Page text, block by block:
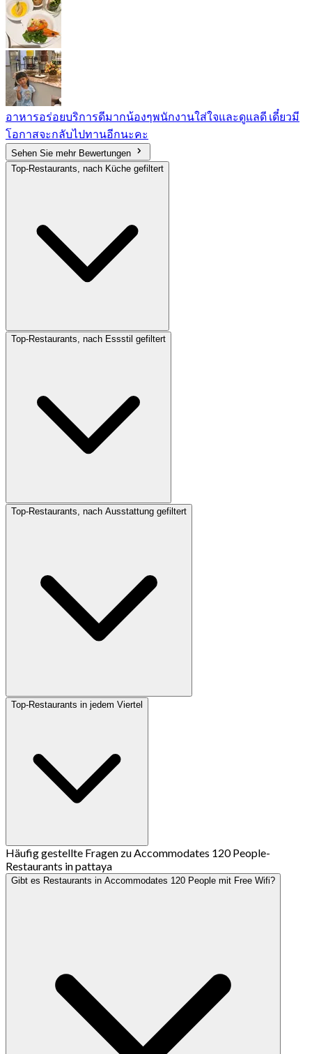
อาหารอร่อยบริการดีมากน้องๆพนักงานใส่ใจและดูแลดี เดี๋ยวมี
โอกาสจะกลับไปทานอีกนะคะ
Sehen Sie mehr Bewertungen
Top-Restaurants, nach Küche gefiltert
Top-Restaurants, nach Essstil gefiltert
Top-Restaurants, nach Ausstattung gefiltert
Top-Restaurants in jedem Viertel
Häufig gestellte Fragen zu Accommodates 120 People-
Restaurants in pattaya
Gibt es Restaurants in Accommodates 120 People mit Free Wifi?